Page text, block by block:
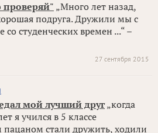
проверяй" „Много лет назад,
подруга. Дружили мы с
студенческих времен ...“ –
27 сентября 2015
мой лучший друг„когда
я учился в 5 классе
стали дружить, ходили